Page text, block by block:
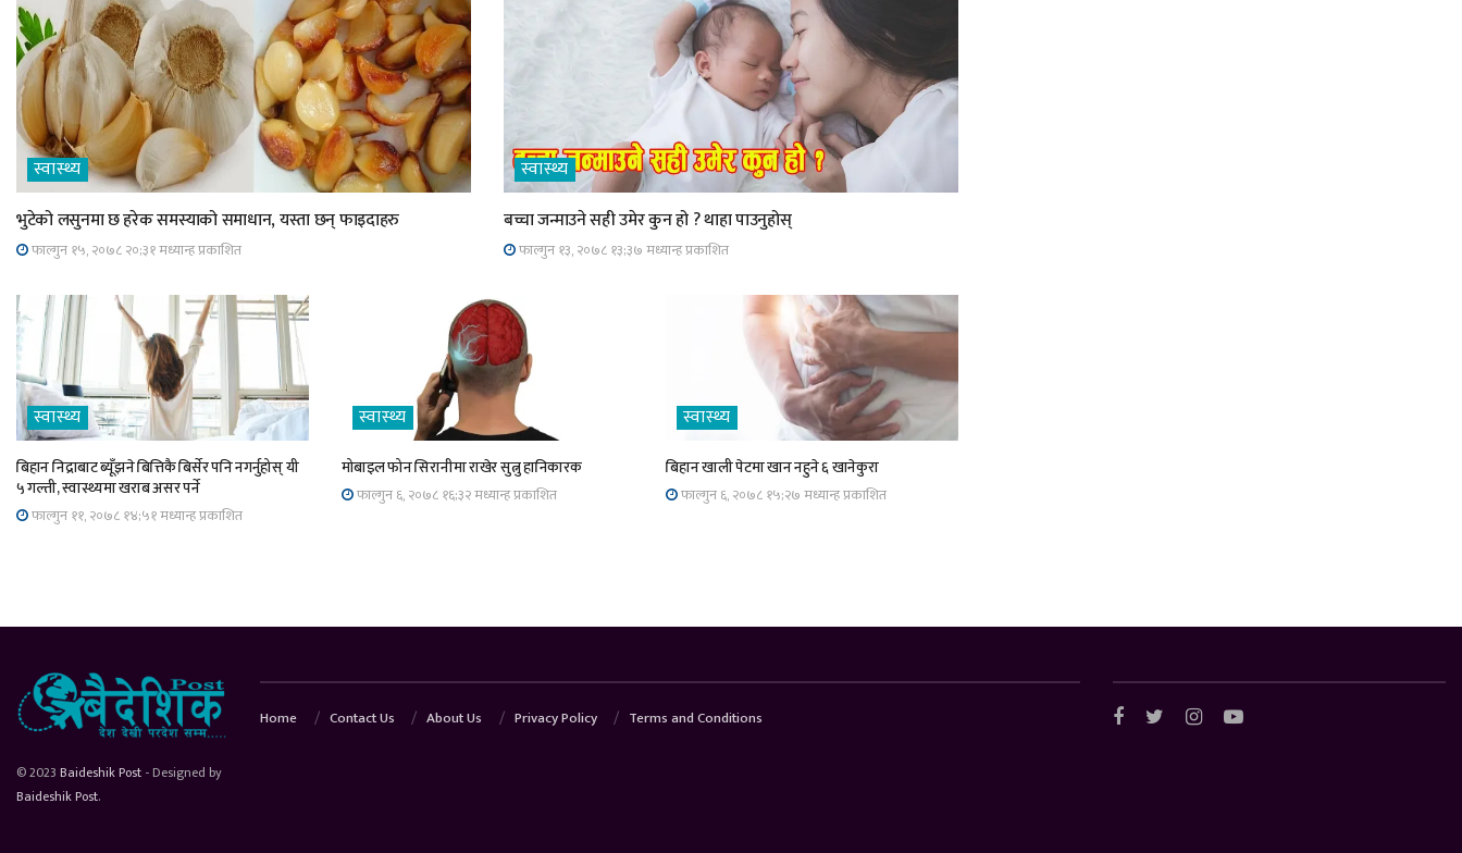
स्वास्थ्य
भुटेको लसुनमा छ हरेक समस्याको समाधान, यस्ता छन् फाइदाहरु
फाल्गुन १५, २०७८ २०;३१ मध्यान्ह प्रकाशित
स्वास्थ्य
बच्चा जन्माउने सही उमेर कुन हो ? थाहा पाउनुहोस्
फाल्गुन १३, २०७८ १३;३७ मध्यान्ह प्रकाशित
स्वास्थ्य
बिहान निद्राबाट ब्यूँझने बित्तिकै बिर्सेर पनि नगर्नुहोस् यी
५ गल्ती, स्वास्थ्यमा खराब असर पर्ने
फाल्गुन ११, २०७८ १४;५१ मध्यान्ह प्रकाशित
स्वास्थ्य
मोबाइल फोन सिरानीमा राखेर सुत्नु हानिकारक
फाल्गुन ६, २०७८ १६;३२ मध्यान्ह प्रकाशित
स्वास्थ्य
बिहान खाली पेटमा खान नहुने ६ खानेकुरा
फाल्गुन ६, २०७८ १५;२७ मध्यान्ह प्रकाशित
© 2023 Baideshik Post - Designed by
Baideshik Post.
Home Contact Us About Us Privacy Policy Terms and Conditions